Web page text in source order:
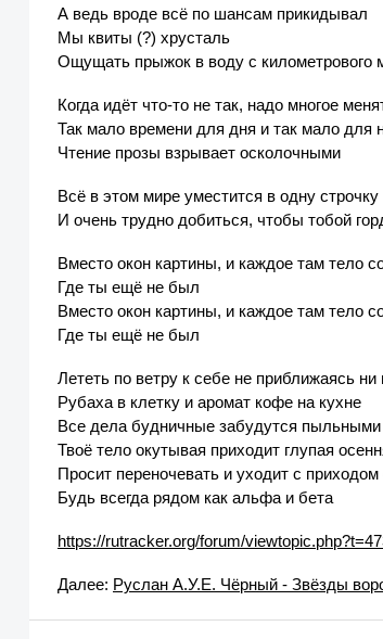
А ведь вроде всё по шансам прикидывал
Мы квиты (?) хрусталь
Ощущать прыжок в воду с километрового
Когда идёт что-то не так, надо многое
Так мало времени для дня и так мало для
Чтение прозы взрывает осколочными
Всё в этом мире уместится в одну строчку
И очень трудно добиться, чтобы тобой
Вместо окон картины, и каждое там тело
Где ты ещё не был
Вместо окон картины, и каждое там тело
Где ты ещё не был
Лететь по ветру к себе не приближаясь ни
Рубаха в клетку и аромат кофе на кухне
Все дела будничные забудутся
Твоё тело окутывая приходит глупая
Просит переночевать и уходит с приходом
Будь всегда рядом как альфа и бета
https://rutracker.org/forum/
Далее: Руслан А.У.Е. Чёрный - Звёзды